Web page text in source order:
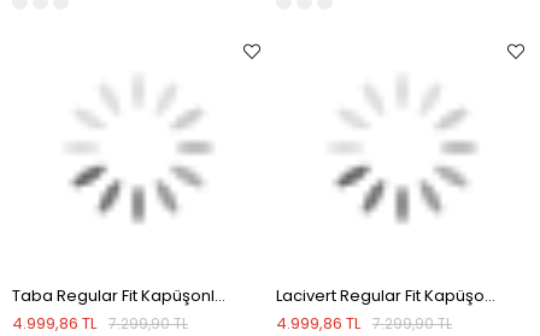
Taba Regular Fit Kapüşonlu Şişme Kışlık Mont
4.999,86 TL 7.299,90 TL
Lacivert Regular Fit Kapüşonlu Şişme Kışlık Mont
4.999,86 TL 7.299,90 TL